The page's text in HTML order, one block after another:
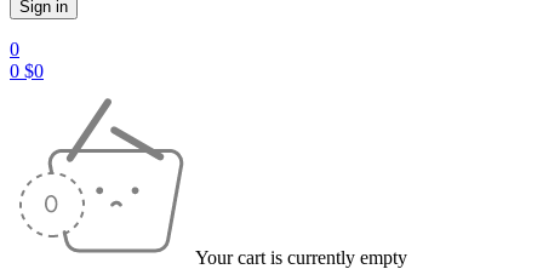
0
0 $0
Your cart is currently empty